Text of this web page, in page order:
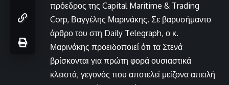
πρόεδρος της Capital Maritime & Trading
Corp, Βαγγέλης Μαρινάκης. Σε βαρυσήμαντο
άρθρο του στη Daily Telegraph, ο κ.
Μαρινάκης προειδοποιεί ότι τα Στενά
βρίσκονται για πρώτη φορά ουσιαστικά
κλειστά, γεγονός που αποτελεί μείζονα απειλή